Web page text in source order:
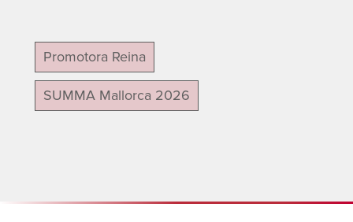
Promotora Reina
SUMMA Mallorca 2026